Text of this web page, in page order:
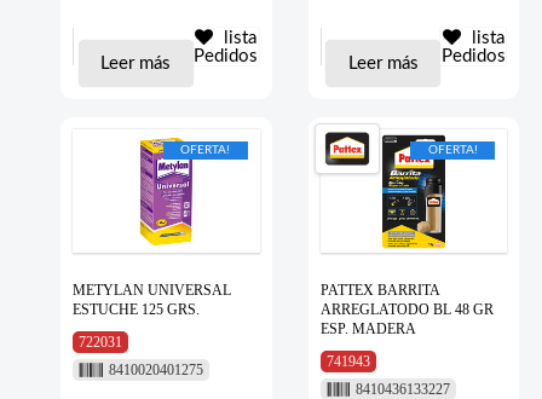
Leer más
lista
Pedidos
Leer más
lista
Pedidos
OFERTA!
METYLAN UNIVERSAL
ESTUCHE 125 GRS.
722031
8410020401275
OFERTA!
PATTEX BARRITA
ARREGLATODO BL 48 GR
ESP. MADERA
741943
8410436133227